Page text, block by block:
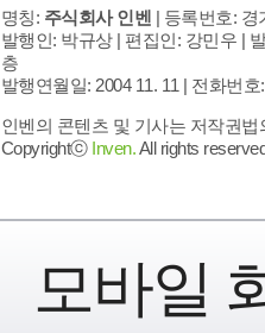
명칭: 주식회사 인벤 | 등록번호: 경
발행인: 박규상 | 편집인: 강민우 |
층
발행연월일: 2004 11. 11 | 전화번호
인벤의 콘텐츠 및 기사는 저작권
Copyrightⓒ Inven.All rights
모바일